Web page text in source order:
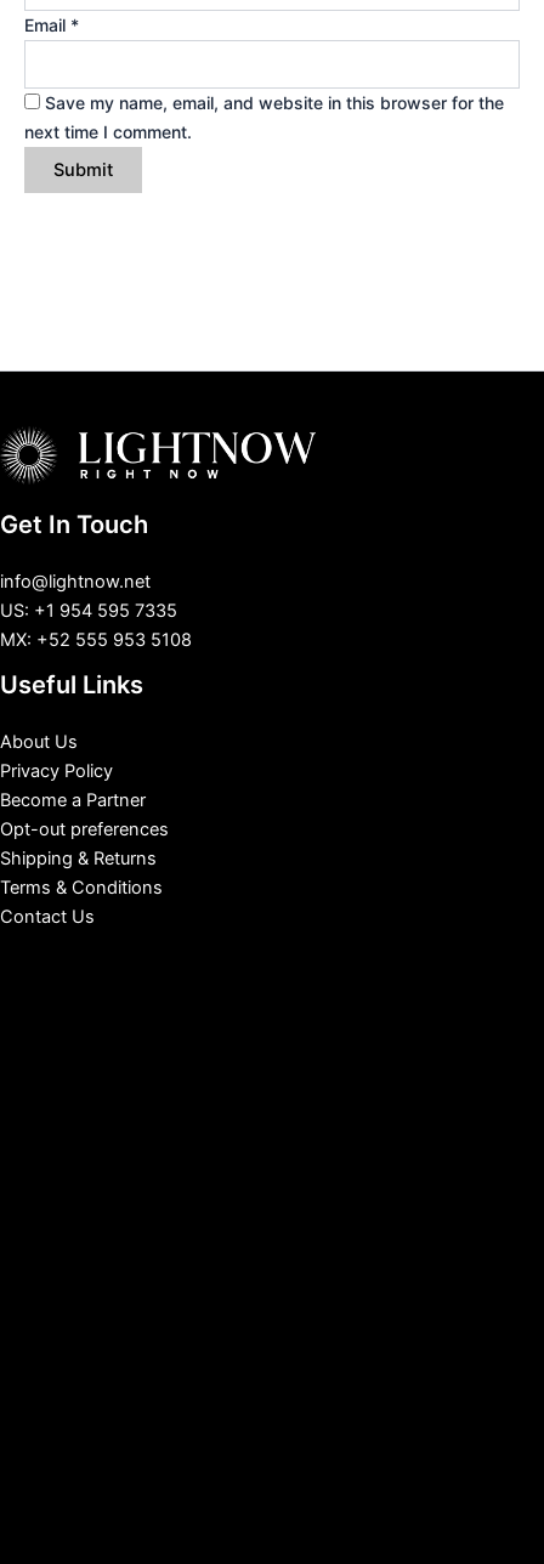
Email *
Save my name, email, and website in this browser for the
next time I comment.
Get In Touch
info@lightnow.net
US: +1 954 595 7335
MX: +52 555 953 5108
Useful Links
About Us
Privacy Policy
Become a Partner
Opt-out preferences
Shipping & Returns
Terms & Conditions
Contact Us